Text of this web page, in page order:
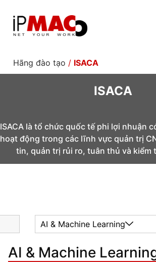
Hãng đào tạo / ISACA
ISACA
ISACA là tổ chức quốc tế phi lợi nhuận
hoạt động trong các lĩnh vực quản trị
tin, quản trị rủi ro, tuân thủ và kiểm
AI & Machine
AI & Machine Learning